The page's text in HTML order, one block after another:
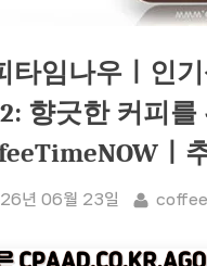
타임나우ㅣ인
향긋한 커피를
ㅣ
년 06월 23일 By